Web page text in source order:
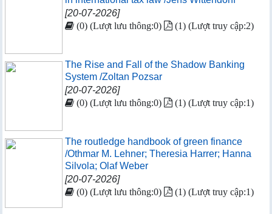
[20-07-2026]
(0) (Lượt lưu thông:0) (1) (Lượt truy cập:2)
The Rise and Fall of the Shadow Banking
System /Zoltan Pozsar
[20-07-2026]
(0) (Lượt lưu thông:0) (1) (Lượt truy cập:1)
The routledge handbook of green finance
/Othmar M. Lehner; Theresia Harrer; Hanna
Silvola; Olaf Weber
[20-07-2026]
(0) (Lượt lưu thông:0) (1) (Lượt truy cập:1)